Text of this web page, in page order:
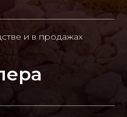
и в продажах